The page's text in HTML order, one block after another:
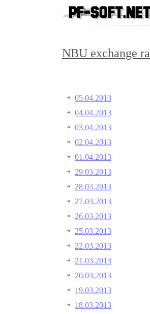
NBU exchange
05.04.2013
04.04.2013
03.04.2013
02.04.2013
01.04.2013
29.03.2013
28.03.2013
27.03.2013
26.03.2013
25.03.2013
22.03.2013
21.03.2013
20.03.2013
19.03.2013
18.03.2013